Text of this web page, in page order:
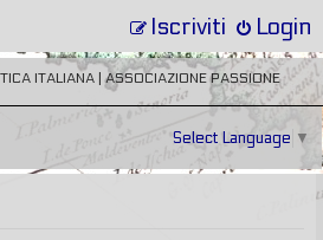
Login
Iscriviti
ITALIANA | ASSOCIAZIONE PASSIONE
Select Language ▼